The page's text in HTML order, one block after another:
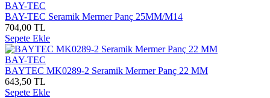
BAY-TEC
BAY-TEC Seramik Mermer Panç 25MM/M14
704,00 TL
Sepete Ekle
BAY-TEC
BAYTEC MK0289-2 Seramik Mermer Panç 22 MM
643,50 TL
Sepete Ekle